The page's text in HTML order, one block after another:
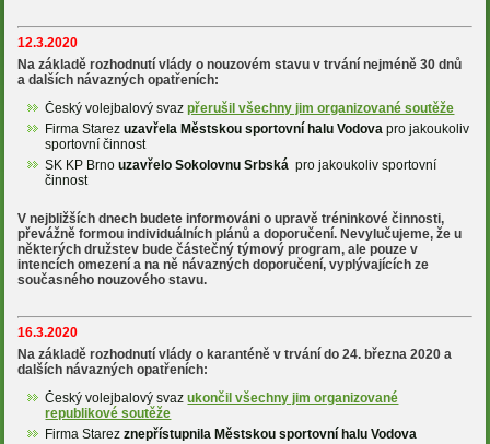
12.3.2020
Na základě rozhodnutí vlády o nouzovém stavu v trvání nejméně 30 dnů
a dalších návazných opatřeních:
Český volejbalový svazpřerušil všechny jim organizované soutěže
Firma Starezuzavřela Městskou sportovní halu Vodova pro jakoukoliv
sportovní činnost
SK KP Brnouzavřelo Sokolovnu Srbská pro jakoukoliv sportovní
činnost
V nejbližších dnech budete informováni o upravě tréninkové činnosti,
převážně formou individuálních plánů a doporučení. Nevylučujeme, že u
některých družstev bude částečný týmový program, ale pouze v
intencích omezení a na ně návazných doporučení, vyplývajících ze
současného nouzového stavu.
16.3.2020
Na základě rozhodnutí vlády o karanténě v trvání do 24. března 2020 a
dalších návazných opatřeních:
Český volejbalový svazukončil všechny jim organizované
republikové soutěže
Firma Starezznepřístupnila Městskou sportovní halu Vodova